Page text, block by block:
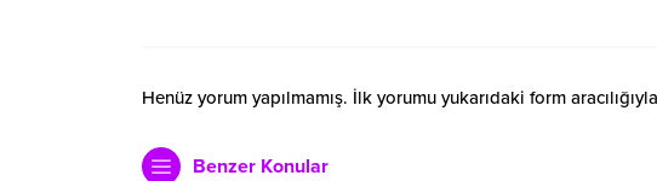
Henüz yorum yapılmamış. İlk yorumu yukarıdaki form
Benzer Konular